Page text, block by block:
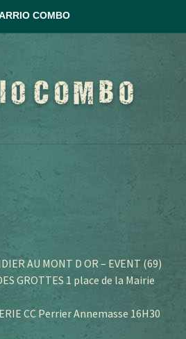
COMBO
AU MONT D OR – EVENT (69)
GROTTES 1 place de la Mairie
CC Perrier Annemasse 16H30